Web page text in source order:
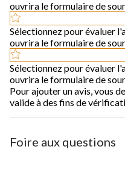
ouvrira le formulaire de
Sélectionnez pour évaluer
ouvrira le formulaire de
Sélectionnez pour évaluer
ouvrira le formulaire de
Pour ajouter un avis, vous
valide à des fins de
Foire aux questions